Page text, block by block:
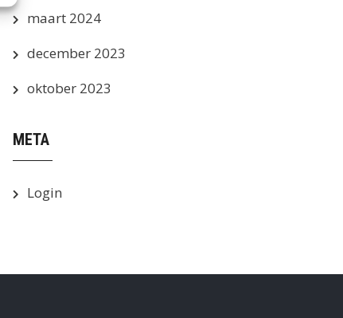
maart 2024
december 2023
oktober 2023
META
Login